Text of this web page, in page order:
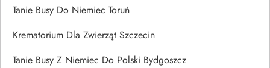
Tanie Busy Do Niemiec Toruń
Krematorium Dla Zwierząt Szczecin
Tanie Busy Z Niemiec Do Polski Bydgoszcz